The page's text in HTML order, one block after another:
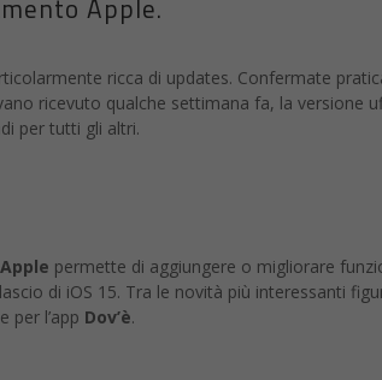
Apple.
ricca di updates. Confermate
ricevuto qualche settimana fa, la versione
per tutti gli altri.
Apple permette di aggiungere o migliorare
di iOS 15. Tra le novità più interessanti
per l’app Dov’è.